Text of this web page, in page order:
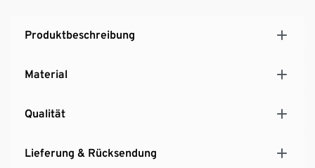
Produktbeschreibung
Material
Qualität
Lieferung & Rücksendung